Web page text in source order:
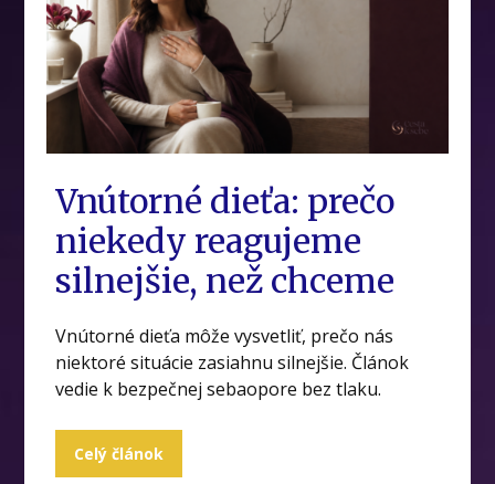
Vnútorné dieťa: prečo
niekedy reagujeme
silnejšie, než chceme
Vnútorné dieťa môže vysvetliť, prečo nás
niektoré situácie zasiahnu silnejšie. Článok
vedie k bezpečnej sebaopore bez tlaku.
Celý článok